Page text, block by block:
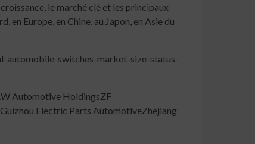
le marché clé et les principaux
Europe, en Chine, au Japon, en Asie du
automobile-switches-market-size-status-
Automotive HoldingsZF
Electric Parts AutomotiveZhejiang